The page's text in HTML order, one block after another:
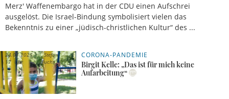
Merz' Waffenembargo hat in der CDU einen Aufschrei
ausgelöst. Die Israel-Bindung symbolisiert vielen das
Bekenntnis zu einer „jüdisch-christlichen Kultur“ des ...
CORONA-PANDEMIE
Birgit Kelle: „Das ist für mich keine
Aufarbeitung“
24.07.2025,
17 Uhr
Stefan
Fuchs